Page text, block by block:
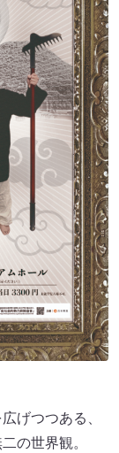
げつつある、
の世界観。